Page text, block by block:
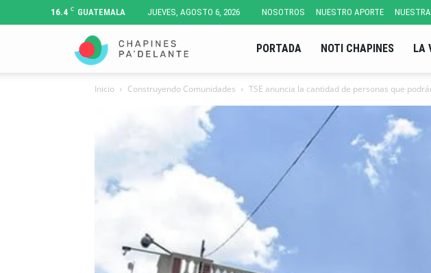
16.4 C GUATEMALA JUEVES, AGOSTO 6, 2026 NOSOTROS NUESTRO APORTE
Pa'
Delante
PORTADA NOTI CHAPINES LA
Inicio Construyendo Comunidades TSE anuncia la cantidad de personas que